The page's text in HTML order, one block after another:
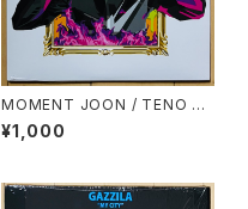
MOMENT JOON / TENO HI
RA
¥1,000